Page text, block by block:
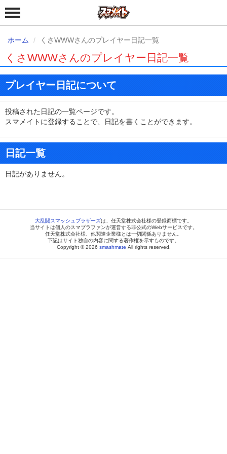
ホーム くさWWWさんのプレイヤー日記一覧
くさWWWさんのプレイヤー日記一覧
プレイヤー日記について
投稿された日記の一覧ページです。
スマメイトに登録することで、日記を書くことができます。
日記一覧
日記がありません。
大乱闘スマッシュブラザーズは、任天堂株式会社様の登録商標です。
当サイトは個人のスマブラファンが運営する非公式のWebサービスです。
任天堂株式会社様、他関連企業様とは一切関係ありません。
下記はサイト独自の内容に関する著作権を示すものです。
Copyright © 2026 smashmate All rights reserved.